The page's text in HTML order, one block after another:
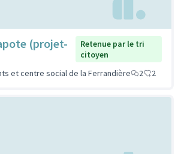
(projet-
Retenue par le tri
citoyen
et centre social de la Ferrandière
2 2